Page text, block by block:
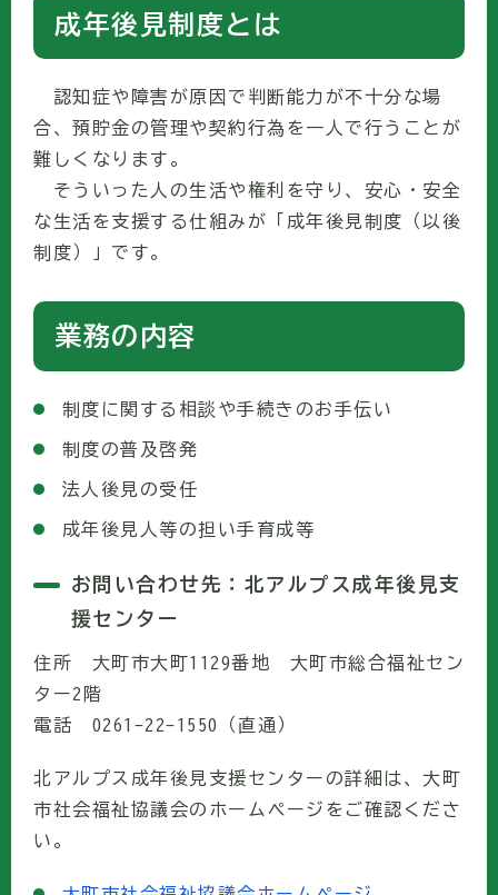
成年後見制度とは
認知症や障害が原因で判断能力が不十分な場
合、預貯金の管理や契約行為を一人で行うことが
難しくなります。
そういった人の生活や権利を守り、安心・安全
な生活を支援する仕組みが「成年後見制度（以後
制度）」です。
業務の内容
制度に関する相談や手続きのお手伝い
制度の普及啓発
法人後見の受任
成年後見人等の担い手育成等
お問い合わせ先：北アルプス成年後見支
援センター
住所 大町市大町1129番地 大町市総合福祉セン
ター2階
電話 0261-22-1550（直通）
北アルプス成年後見支援センターの詳細は、大町
市社会福祉協議会のホームページをご確認くださ
い。